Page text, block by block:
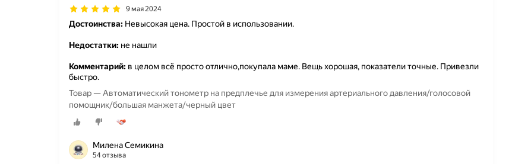
9 мая 2024
Достоинства: Невысокая цена. Простой в использовании.
Недостатки: не нашли
Комментарий: в целом всё просто отлично,покупала маме. Вещь хорошая, показатели точные. Привезли
быстро.
Товар — Автоматический тонометр на предплечье для измерения артериального давления/голосовой
помощник/большая манжета/черный цвет
Милена Семикина
54 отзыва